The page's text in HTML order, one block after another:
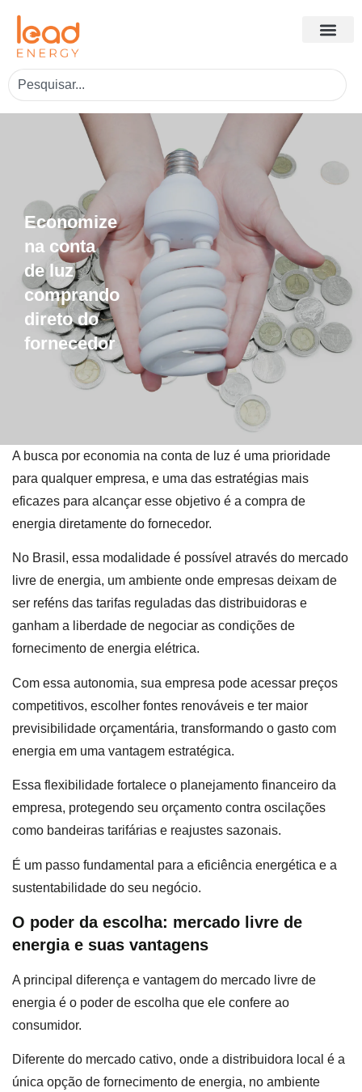
Economize
na conta
de luz
comprando
direto do
fornecedor
A busca por economia na conta de luz é uma prioridade
para qualquer empresa, e uma das estratégias mais
eficazes para alcançar esse objetivo é a compra de
energia diretamente do fornecedor.
No Brasil, essa modalidade é possível através do mercado
livre de energia, um ambiente onde empresas deixam de
ser reféns das tarifas reguladas das distribuidoras e
ganham a liberdade de negociar as condições de
fornecimento de energia elétrica.
Com essa autonomia, sua empresa pode acessar preços
competitivos, escolher fontes renováveis e ter maior
previsibilidade orçamentária, transformando o gasto com
energia em uma vantagem estratégica.
Essa flexibilidade fortalece o planejamento financeiro da
empresa, protegendo seu orçamento contra oscilações
como bandeiras tarifárias e reajustes sazonais.
É um passo fundamental para a eficiência energética e a
sustentabilidade do seu negócio.
O poder da escolha: mercado livre de
energia e suas vantagens
A principal diferença e vantagem do mercado livre de
energia é o poder de escolha que ele confere ao
consumidor.
Diferente do mercado cativo, onde a distribuidora local é a
única opção de fornecimento de energia, no ambiente